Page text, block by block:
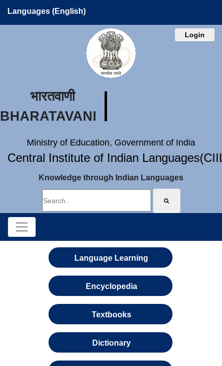
Languages (English)
Login
भारतवाणी
BHARATAVANI
Ministry of Education, Government of India
Central Institute of Indian
Knowledge through Indian Languages
Language Learning
Encyclopedia
Textbooks
Dictionary